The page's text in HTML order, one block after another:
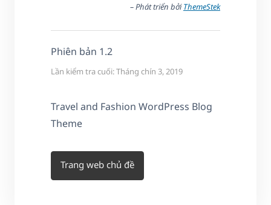
– Phát triển bởiThemeStek
Phiên bản 1.2
Lần kiểm tra cuối: Tháng chín 3, 2019
Travel and Fashion WordPress Blog
Theme
Trang web chủ đề